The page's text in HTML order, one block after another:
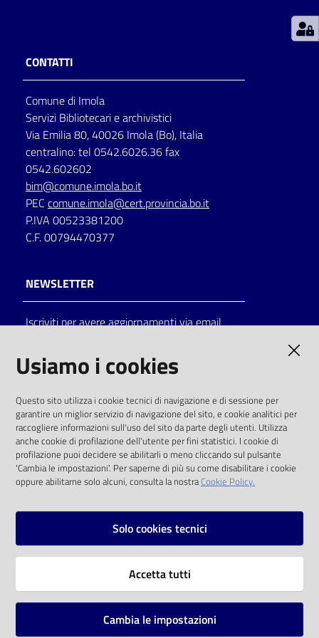
Seguici
su
on line
Eventi
Chiedi al
bibliotecario
Avvisi
CONTATTI
Comune di Imola
Servizi Bibliotecari e archivistici
Via Emilia 80, 40026 Imola (Bo), Italia
centralino: tel 0542.6026.36 fax
0542.602602
bim@comune.imola.bo.it
PEC comune.imola@cert.provincia.bo.it
P.IVA 00523381200
C.F. 00794470377
NEWSLETTER
Iscriviti per avere aggiornamenti via email
solo alle condizioni previste dalla direttiva
comunitaria 2003/98/CE e dal d.lgs. 36/2006
SOCIAL
Instagram
Vai alla pagina
Usiamo i cookies
Questo sito utilizza i cookie tecnici di navigazione e di sessione per
garantire un miglior servizio di navigazione del sito, e cookie analitici per
raccogliere informazioni sull'uso del sito da parte degli utenti. Utilizza
anche cookie di profilazione dell'utente per fini statistici. I cookie di
profilazione puoi decidere se abilitarli o meno cliccando sul pulsante
'Cambia le impostazioni'. Per saperne di più su come disabilitare i cookie
oppure abilitarne solo alcuni, consulta la nostraCookie Policy.
Solo cookies tecnici
Accetta tutti
Cambia le impostazioni